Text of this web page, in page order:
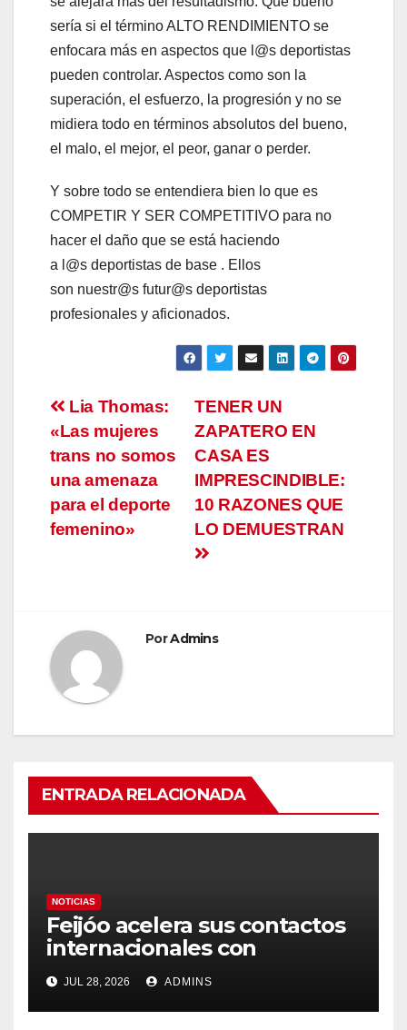
sería si el término ALTO RENDIMIENTO se
enfocara más en aspectos que l@s deportistas
pueden controlar. Aspectos como son la
superación, el esfuerzo, la progresión y no se
midiera todo en términos absolutos del bueno,
el malo, el mejor, el peor, ganar o perder.
Y sobre todo se entendiera bien lo que es
COMPETIR Y SER COMPETITIVO para no
hacer el daño que se está haciendo
a l@s deportistas de base . Ellos
son nuestr@s futur@s deportistas
profesionales y aficionados.
Navegación
de
entradas
TENER UN
ZAPATERO EN
CASA ES
IMPRESCINDIBLE:
10 RAZONES QUE
LO DEMUESTRAN
Lia Thomas:
«Las mujeres
trans no somos
una amenaza
para el deporte
femenino»
PorAdmins
ENTRADA RELACIONADA
NOTICIAS
Feijóo acelera sus contactos
internacionales con
Latinoamérica como socio
prioritario en su agenda de
gobierno
JUL 28, 2026 ADMINS